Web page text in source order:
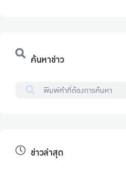
ค้นหาข่าว
ข่าวล่าสุด